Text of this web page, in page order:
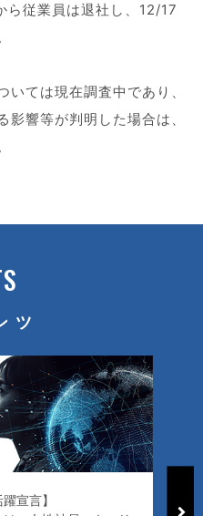
従業員は退社し、12/17
ては現在調査中であり、
響等が判明した場合は、
ツ
宣言】